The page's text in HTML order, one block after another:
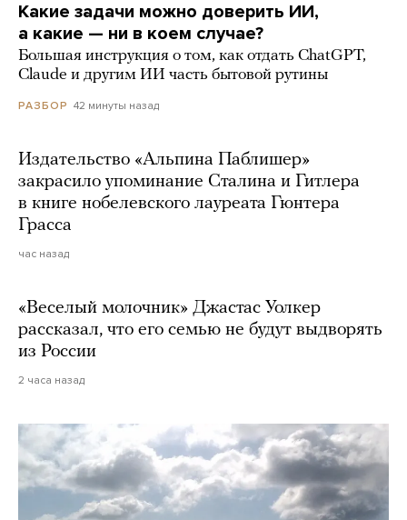
Какие задачи можно доверить ИИ,
а какие — ни в коем случае?
Большая инструкция о том, как отдать ChatGPT,
Claude и другим ИИ часть бытовой рутины
РАЗБОР 42 минуты назад
Издательство «Альпина Паблишер»
закрасило упоминание Сталина и Гитлера
в книге нобелевского лауреата Гюнтера
Грасса
час назад
«Веселый молочник» Джастас Уолкер
рассказал, что его семью не будут выдворять
из России
2 часа назад